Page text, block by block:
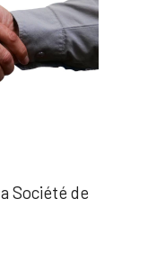
Société de